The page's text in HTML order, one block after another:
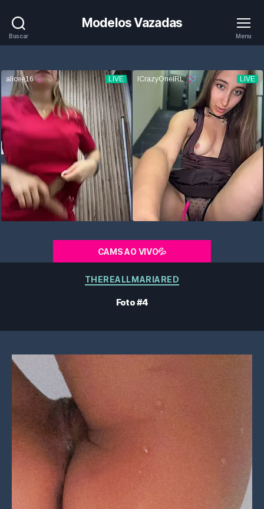
Buscar
Modelos Vazadas
Menu
CAMS AO VIVO💦
Categorias
THEREALLMARIARED
Foto #4